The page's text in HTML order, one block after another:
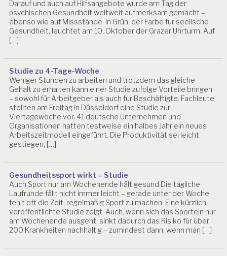
U
N
G
E
N
E
S
U
N
D
H
EI
T
H
U
T
Z
J
O
Darauf und auch auf Hilfsangebote wurde am Tag der
psychischen Gesundheit weltweit aufmerksam gemacht –
ebenso wie auf Missstände. In Grün, der Farbe für seelische
Gesundheit, leuchtet am 10. Oktober der Grazer Uhrturm. Auf
[…]
Studie zu 4-Tage-Woche
Weniger Stunden zu arbeiten und trotzdem das gleiche
Gehalt zu erhalten kann einer Studie zufolge Vorteile bringen
– sowohl für Arbeitgeber als auch für Beschäftigte. Fachleute
stellten am Freitag in Düsseldorf eine Studie zur
Viertagewoche vor. 41 deutsche Unternehmen und
Organisationen hatten testweise ein halbes Jahr ein neues
Arbeitszeitmodell eingeführt. Die Produktivität sei leicht
gestiegen, […]
Gesundheitssport wirkt – Studie
Auch Sport nur am Wochenende hält gesund Die tägliche
Laufrunde fällt nicht immer leicht – gerade unter der Woche
fehlt oft die Zeit, regelmäßig Sport zu machen. Eine kürzlich
veröffentlichte Studie zeigt: Auch, wenn sich das Sporteln nur
am Wochenende ausgeht, sinkt dadurch das Risiko für über
200 Krankheiten nachhaltig – zumindest dann, wenn man […]